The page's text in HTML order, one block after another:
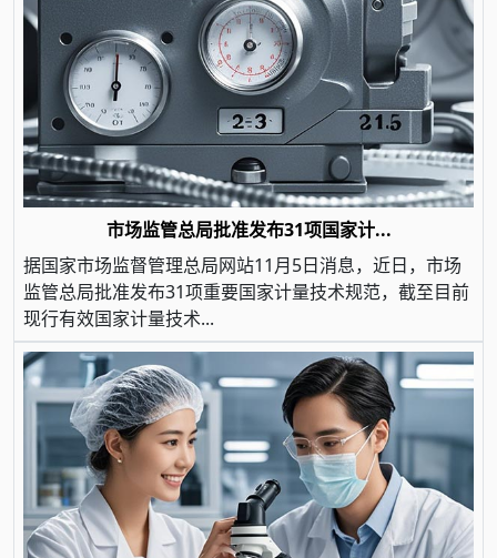
市场监管总局批准发布31项国家计...
据国家市场监督管理总局网站11月5日消息，近日，市场
监管总局批准发布31项重要国家计量技术规范，截至目前
现行有效国家计量技术...